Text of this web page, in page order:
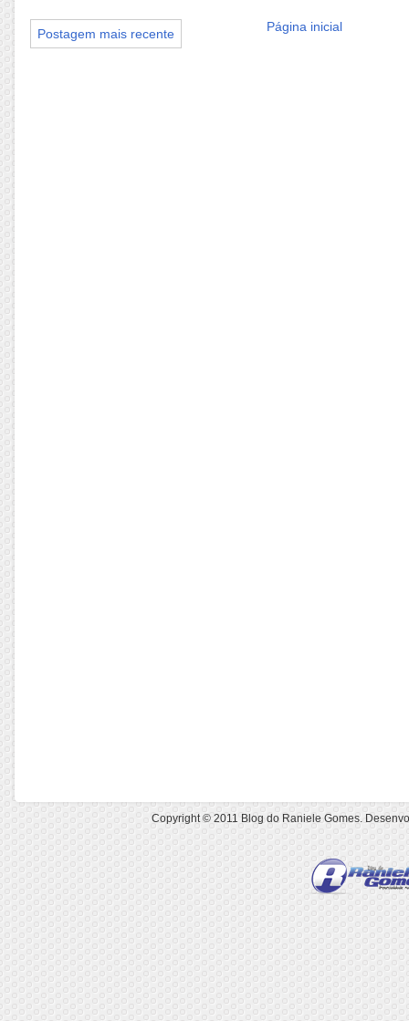
Postagem mais recente Página inicial
Copyright © 2011Blog do Raniele Gomes.